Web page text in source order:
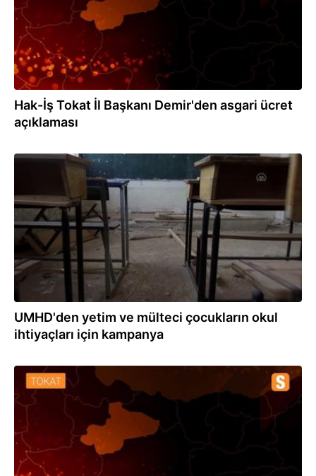
Hak-İş Tokat İl Başkanı Demir'den asgari ücret
açıklaması
13.09.2021
UMHD'den yetim ve mülteci çocukların okul
ihtiyaçları için kampanya
12.01.2021